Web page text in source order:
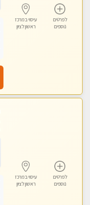
לפרטים
נוספים
עיסוי במרכז
ראשון לציון
לפרטים
נוספים
עיסוי במרכז
ראשון לציון